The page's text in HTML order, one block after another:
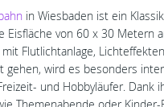
in Wiesbaden ist ein
Eisfläche von 60 x 30 Metern
Flutlichtanlage,
gehen, wird es besonders
und Hobbyläufer.